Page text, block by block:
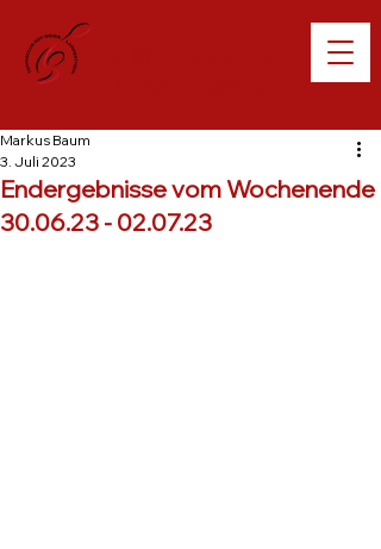
Endergebnisse vom Wochenende
30.06.23 - 02.07.23
Markus Baum
3. Juli 2023